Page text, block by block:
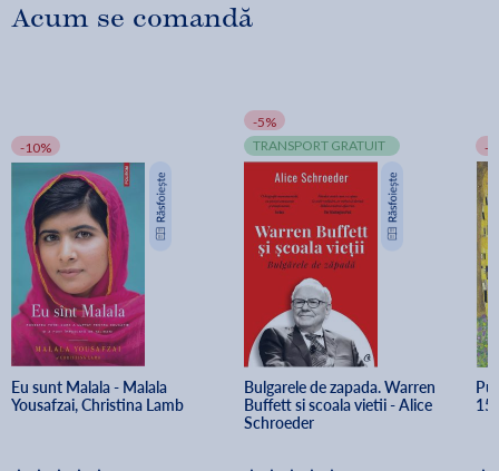
Acum se comandă
-10%
Eu sunt Malala - Malala
Yousafzai, Christina Lamb
-5%
TRANSPORT GRATUIT
Bulgarele de zapada. Warren
Buffett si scoala vietii - Alice
Schroeder
-
15